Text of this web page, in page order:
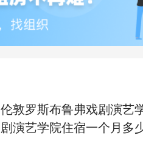
伦敦罗斯布鲁弗戏剧演艺
剧演艺学院住宿一个月多